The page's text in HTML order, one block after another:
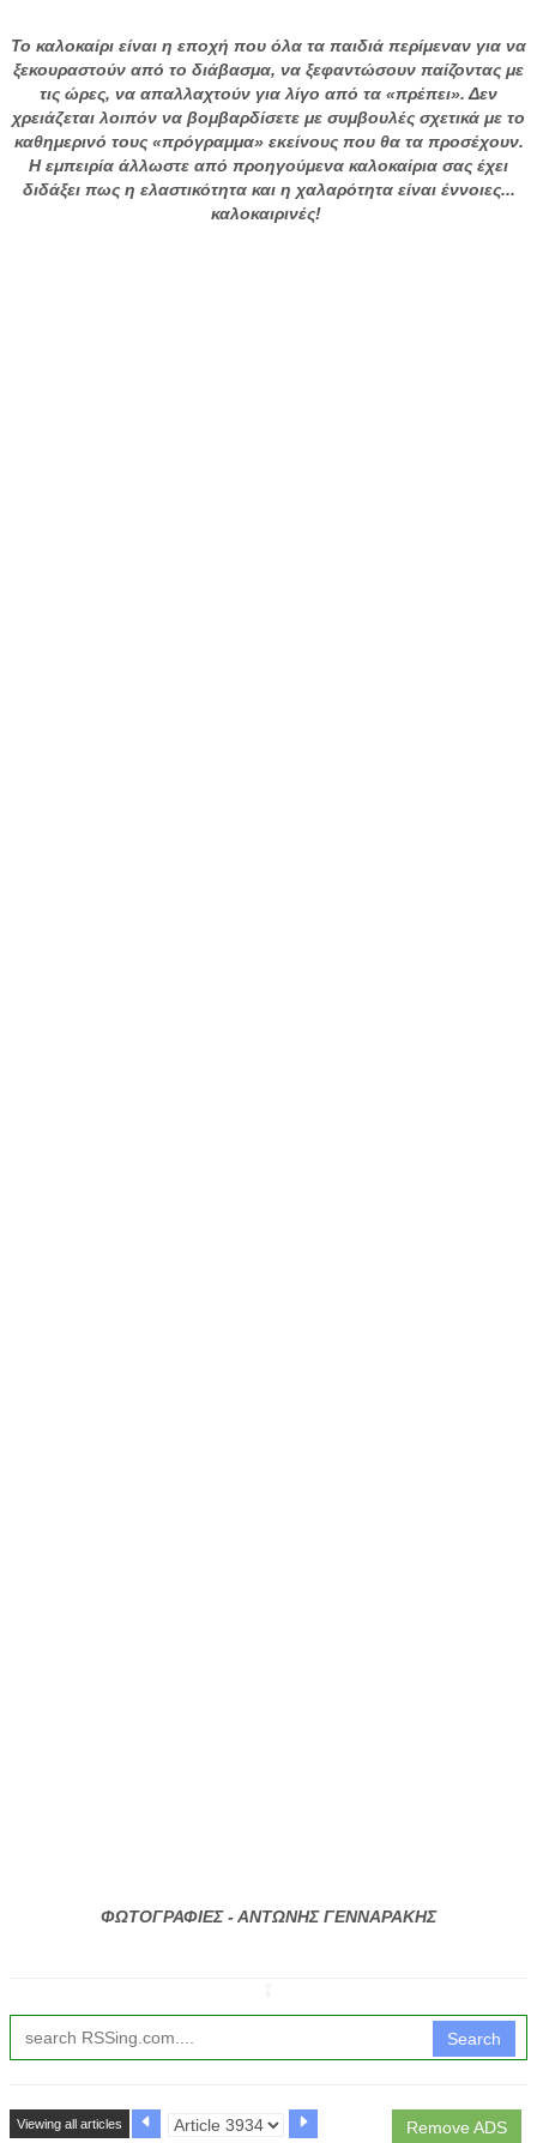
Το καλοκαίρι είναι η εποχή που όλα τα παιδιά περίμεναν για να
ξεκουραστούν από το διάβασμα, να ξεφαντώσουν παίζοντας με
τις ώρες, να απαλλαχτούν για λίγο από τα «πρέπει». Δεν
χρειάζεται λοιπόν να βομβαρδίσετε με συμβουλές σχετικά με το
καθημερινό τους «πρόγραμμα» εκείνους που θα τα προσέχουν.
Η εμπειρία άλλωστε από προηγούμενα καλοκαίρια σας έχει
διδάξει πως η ελαστικότητα και η χαλαρότητα είναι έννοιες...
καλοκαιρινές!
ΦΩΤΟΓΡΑΦΙΕΣ - ΑΝΤΩΝΗΣ ΓΕΝΝΑΡΑΚΗΣ
Search
Remove ADS
Viewing all articles